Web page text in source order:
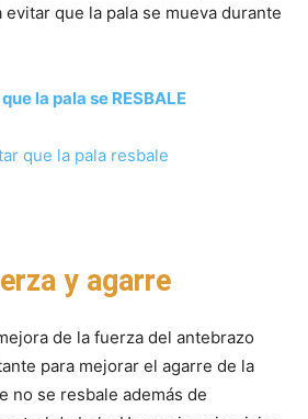
que la pala se mueva durante
la pala se RESBALE
y agarre
de la fuerza del antebrazo
para mejorar el agarre de la
no se resbale además de